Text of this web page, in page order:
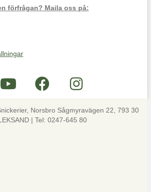
förfrågan? Maila oss på:
Norsbro Sågmyravägen 22, 793 30
| Tel: 0247-645 80